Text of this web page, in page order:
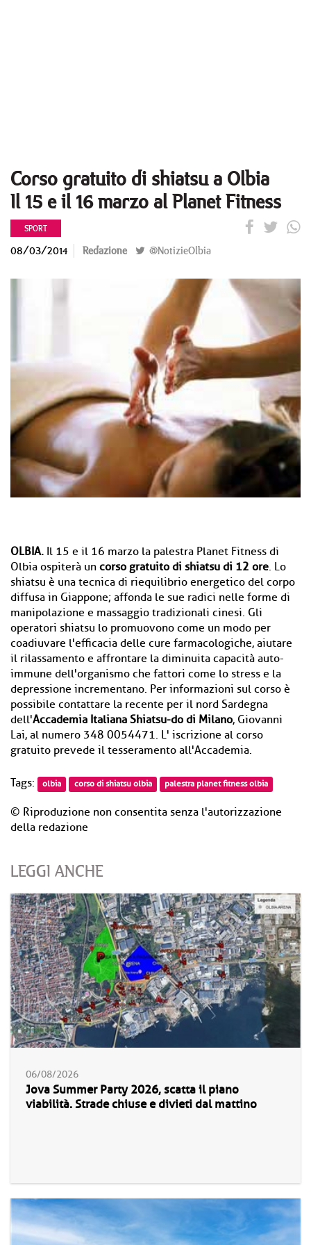
Corso gratuito di shiatsu a Olbia
Il 15 e il 16 marzo al Planet Fitness
SPORT
08/03/2014 Redazione @NotizieOlbia
OLBIA. Il 15 e il 16 marzo la palestra Planet Fitness di
Olbia ospiterà un corso gratuito di shiatsu di 12 ore. Lo
shiatsu è una tecnica di riequilibrio energetico del corpo
diffusa in Giappone; affonda le sue radici nelle forme di
manipolazione e massaggio tradizionali cinesi. Gli
operatori shiatsu lo promuovono come un modo per
coadiuvare l'efficacia delle cure farmacologiche, aiutare
il rilassamento e affrontare la diminuita capacità auto-
immune dell'organismo che fattori come lo stress e la
depressione incrementano. Per informazioni sul corso è
possibile contattare la recente per il nord Sardegna
dell'Accademia Italiana Shiatsu-do di Milano, Giovanni
Lai, al numero 348 0054471. L' iscrizione al corso
gratuito prevede il tesseramento all'Accademia.
Tags: olbia corso di shiatsu olbia palestra planet fitness olbia
© Riproduzione non consentita senza l'autorizzazione
della redazione
LEGGI ANCHE
06/08/2026
Jova Summer Party 2026, scatta il piano
viabilità. Strade chiuse e divieti dal mattino